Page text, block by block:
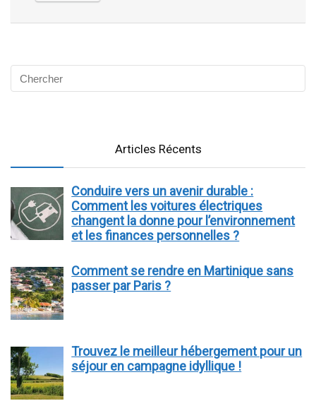
Articles Récents
Conduire vers un avenir durable :
Comment les voitures électriques
changent la donne pour l’environnement
et les finances personnelles ?
Comment se rendre en Martinique sans
passer par Paris ?
Trouvez le meilleur hébergement pour un
séjour en campagne idyllique !